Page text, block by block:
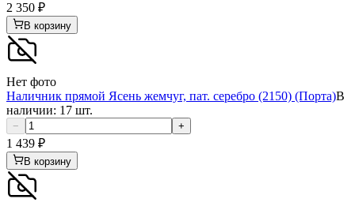
2 350 ₽
В корзину
Нет фото
Наличник прямой Ясень жемчуг, пат. серебро (2150) (Порта)В
наличии: 17 шт.
− +
1 439 ₽
В корзину